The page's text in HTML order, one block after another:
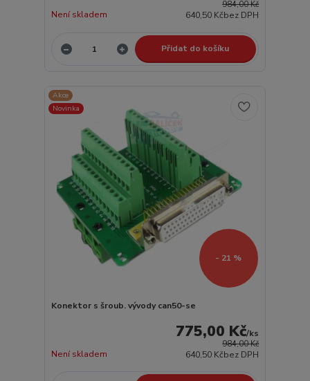
984,00 Kč
640,50 Kčbez DPH
Není skladem
Přidat do košíku
Akce
Novinka
- 21 %
Konektor s šroub. vývody can50-se
984,00 Kč
775,00 Kč/ks
640,50 Kčbez DPH
Není skladem